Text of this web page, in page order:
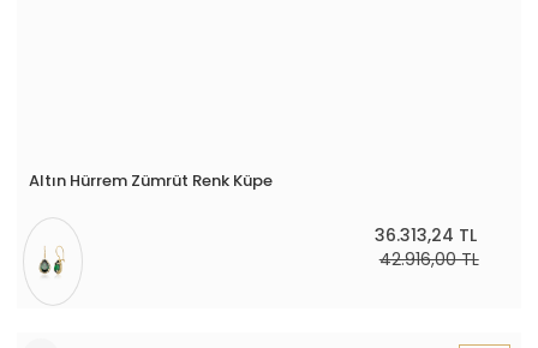
Altın Hürrem Zümrüt Renk Küpe
36.313,24 TL
42.916,00 TL